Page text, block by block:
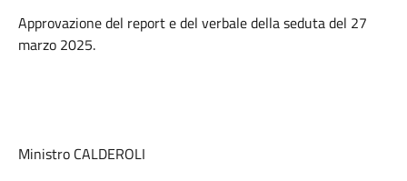
Approvazione del report e del verbale della seduta del 27
marzo 2025.
Ministro CALDEROLI